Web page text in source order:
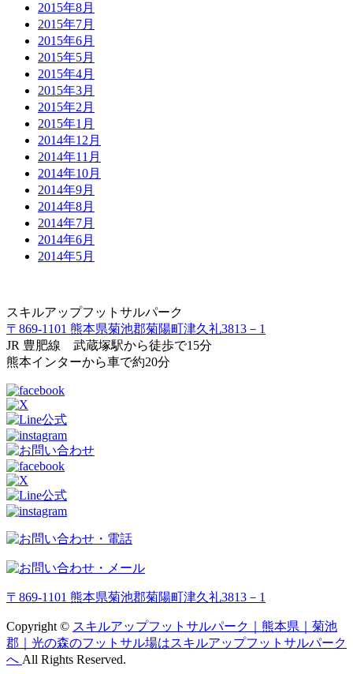
2015年8月
2015年7月
2015年6月
2015年5月
2015年4月
2015年3月
2015年2月
2015年1月
2014年12月
2014年11月
2014年10月
2014年9月
2014年8月
2014年7月
2014年6月
2014年5月
スキルアップフットサルパーク
〒869-1101 熊本県菊池郡菊陽町津久礼3813－1
JR 豊肥線 武蔵塚駅から徒歩で15分
熊本インターから車で約20分
〒869-1101 熊本県菊池郡菊陽町津久礼3813－1
Copyright © スキルアップフットサルパーク｜熊本県｜菊池
郡｜光の森のフットサル場はスキルアップフットサルパーク
へ All Rights Reserved.